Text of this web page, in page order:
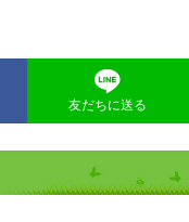
友だちに送る